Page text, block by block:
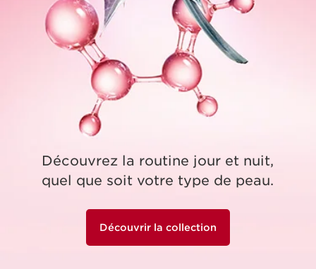
Découvrez la routine jour et nuit,
quel que soit votre type de peau.
Découvrir la collection
EXTRAIT DE CHARDON
DES DUNES BIO
• aide à renforcer la résistance
de la peau • prévient
l’apparition des premiers
signes de l’âge